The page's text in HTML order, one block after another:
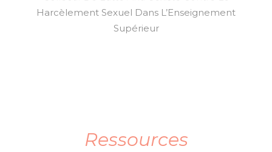
Harcèlement Sexuel Dans L’Enseignement
Supérieur
Ressources